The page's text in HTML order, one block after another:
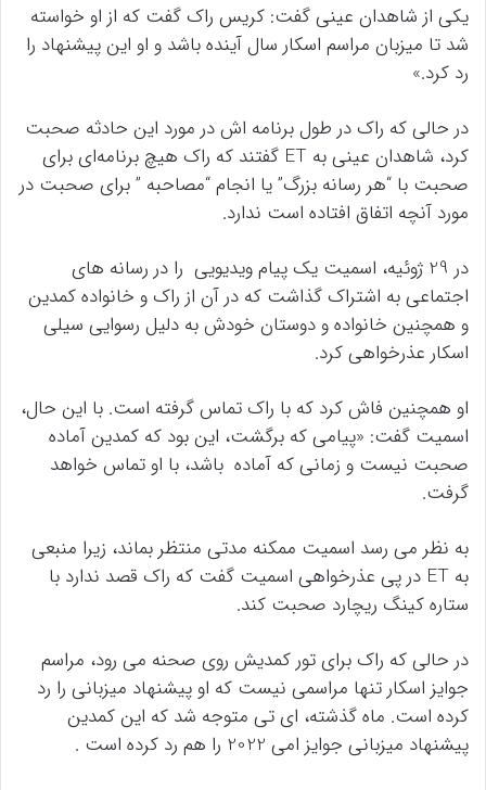
یکی از شاهدان عینی گفت: کریس راک گفت که از او خواسته
شد تا میزبان مراسم اسکار سال آینده باشد و او این پیشنهاد را
رد کرد.»
در حالی که راک در طول برنامه اش در مورد این حادثه صحبت
کرد، شاهدان عینی به ET گفتند که راک هیچ برنامه‌ای برای
صحبت با “هر رسانه بزرگ” یا انجام “مصاحبه ” برای صحبت در
مورد آنچه اتفاق افتاده است ندارد.
در 29 ژوئیه، اسمیت یک پیام ویدیویی را در رسانه های
اجتماعی به اشتراک گذاشت که در آن از راک و خانواده کمدین
و همچنین خانواده و دوستان خودش به دلیل رسوایی سیلی
اسکار عذرخواهی کرد.
او همچنین فاش کرد که با راک تماس گرفته است. با این حال،
اسمیت گفت: «پیامی که برگشت، این بود که کمدین آماده
صحبت نیست و زمانی که آماده باشد، با او تماس خواهد
گرفت.
به نظر می رسد اسمیت ممکنه مدتی منتظر بماند، زیرا منبعی
به ET در پی عذرخواهی اسمیت گفت که راک قصد ندارد با
ستاره کینگ ریچارد صحبت کند.
در حالی که راک برای تور کمدیش روی صحنه می رود، مراسم
جوایز اسکار تنها مراسمی نیست که او پیشنهاد میزبانی را رد
کرده است. ماه گذشته، ای تی متوجه شد که این کمدین
پیشنهاد میزبانی جوایز امی 2022 را هم رد کرده است .